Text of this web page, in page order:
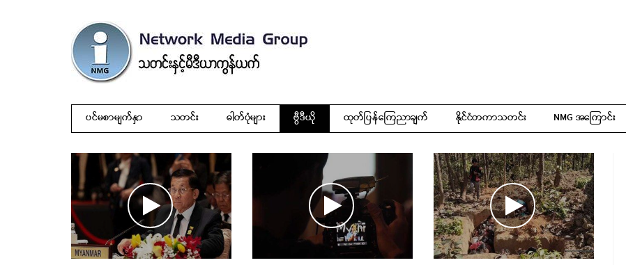
ပင်မစာမျက်နှာ သတင်း ဓါတ်ပုံများ ဗွီဒီယို ထုတ်ပြန်ကြေညာချက် နိုင်ငံတကာသတင်း NMG အကြောင်း